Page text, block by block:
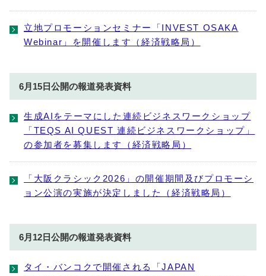
立地プロモーションセミナー「INVEST OSAKA
Webinar」を開催します（経済戦略局）
6月15日公開の報道発表資料
生成AIをテーマにした連続ビジネスワークショップ
「TEQS AI QUEST 連続ビジネスワークショップ」
の参加者を募集します（経済戦略局）
「大阪クラシック2026」の開催期間及びプロモーシ
ョン公演の実施が決定しました（経済戦略局）
6月12日公開の報道発表資料
タイ・バンコクで開催される「JAPAN